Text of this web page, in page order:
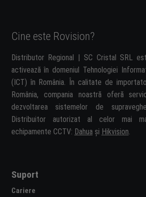
Cine este Rovision?
Distributor Regional | SC Cristal SRL
activează în domeniul Tehnologiei
(ICT) în România. În calitate de
România, compania noastră oferă
dezvoltarea sistemelor de
Distribuitor autorizat al celor mai
echipamente CCTV: Dahua și Hikvision
Suport
Cariere